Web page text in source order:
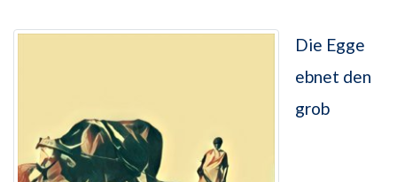
Die Egge
ebnet den
grob